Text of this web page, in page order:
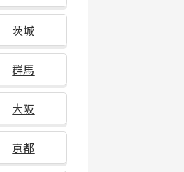
茨城
群馬
大阪
京都